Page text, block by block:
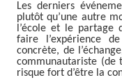
Les derniers
plutôt qu’une autre
l’école et le partage
faire l’expérience
concrète, de
communautariste (de
risque fort d’être la